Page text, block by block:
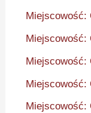
Miejscowość:
Miejscowość:
Miejscowość:
Miejscowość:
Miejscowość: